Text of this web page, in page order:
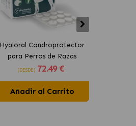
Hyaloral Condroprotector
para Perros de Razas
Grandes Pharmadiet
(DESDE) 72.49 €
Añadir al Carrito